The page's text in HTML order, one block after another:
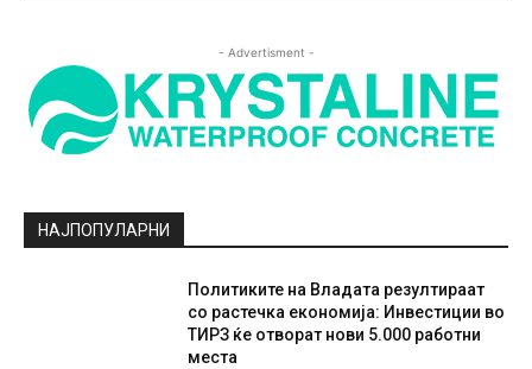
- Advertisment -
НАЈПОПУЛАРНИ
Политиките на Владата резултираат
со растечка економија: Инвестиции во
ТИРЗ ќе отворат нови 5.000 работни
места